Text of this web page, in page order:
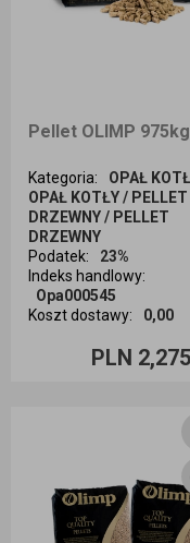
Kategoria:
OPAŁ
OPAŁ KOTŁY / PELLET
DRZEWNY / PELLET
DRZEWNY
Podatek:
23%
Indeks handlowy:
Opa000545
Koszt dostawy: 0,00
PLN
Ilość sztuk